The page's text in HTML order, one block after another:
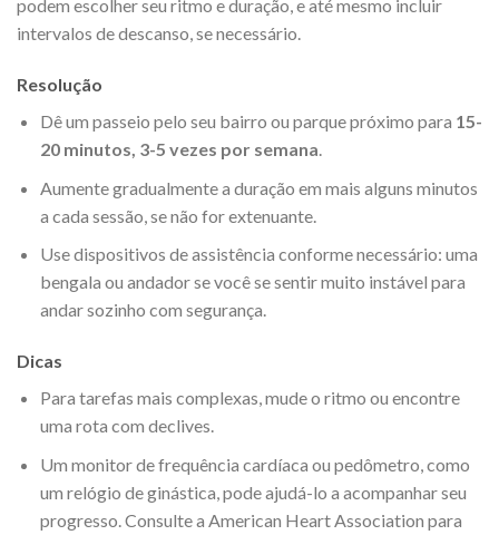
podem escolher seu ritmo e duração, e até mesmo incluir
intervalos de descanso, se necessário.
Resolução
Dê um passeio pelo seu bairro ou parque próximo para 15-
20 minutos, 3-5 vezes por semana.
Aumente gradualmente a duração em mais alguns minutos
a cada sessão, se não for extenuante.
Use dispositivos de assistência conforme necessário: uma
bengala ou andador se você se sentir muito instável para
andar sozinho com segurança.
Dicas
Para tarefas mais complexas, mude o ritmo ou encontre
uma rota com declives.
Um monitor de frequência cardíaca ou pedômetro, como
um relógio de ginástica, pode ajudá-lo a acompanhar seu
progresso. Consulte a American Heart Association para